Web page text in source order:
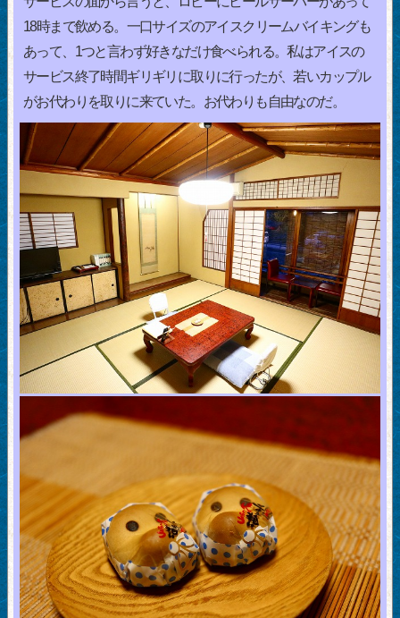
18時まで飲める。一口サイズのアイスクリームバイキングも
あって、1つと言わず好きなだけ食べられる。私はアイスの
サービス終了時間ギリギリに取りに行ったが、若いカップル
がお代わりを取りに来ていた。お代わりも自由なのだ。